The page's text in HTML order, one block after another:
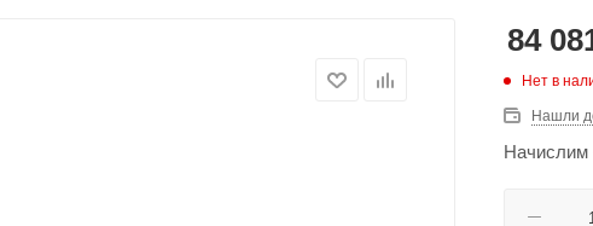
84
Нет в
Нашли
Начислим